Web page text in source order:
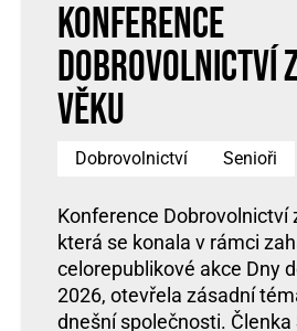
Konference
Dobrovolnictví
věku
Dobrovolnictví Senioři
Konference Dobrovolnictví
která se konala v rámci
celorepublikové akce Dny
2026, otevřela zásadní
dnešní společnosti. Členka